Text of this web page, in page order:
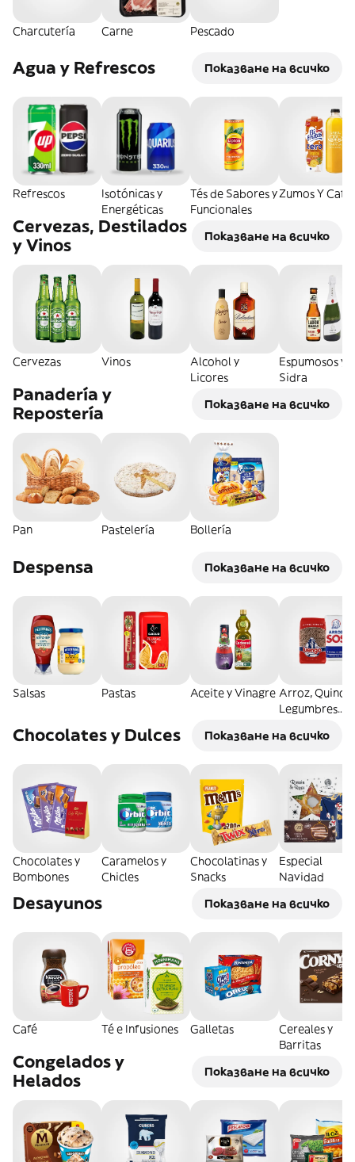
Charcutería Carne Pescado
Agua y Refrescos Показване на всичко
Refrescos
Isotónicas y
Energéticas
Tés de Sabores y
Funcionales
Zumos Y Cafés
Cervezas, Destilados
y Vinos
Показване на всичко
Cervezas Vinos
Alcohol y
Licores
Espumosos y
Sidra
Panadería y
Repostería
Показване на всичко
Pan Pastelería Bollería
Despensa Показване на всичко
Salsas Pastas Aceite y Vinagre Arroz, Quinoa
Legumbres
Chocolates y Dulces Показване на всичко
Chocolates y
Bombones
Caramelos y
Chicles
Chocolatinas y
Snacks
Especial
Navidad
Desayunos Показване на всичко
Café Té e Infusiones Galletas
Cereales y
Barritas
Congelados y
Helados
Показване на всичко